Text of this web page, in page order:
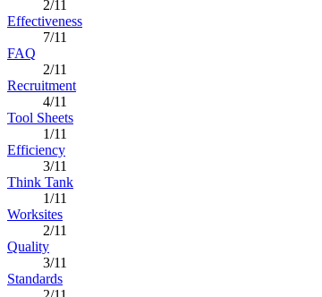
2/11
Effectiveness
7/11
FAQ
2/11
Recruitment
4/11
Tool Sheets
1/11
Efficiency
3/11
Think Tank
1/11
Worksites
2/11
Quality
3/11
Standards